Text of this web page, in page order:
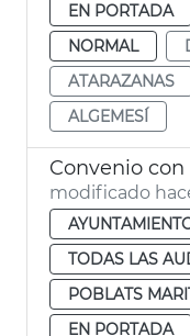
EN PORTADA
NORMAL
ATARAZANAS
ALGEMESÍ
Convenio
modificado
TODAS LAS
POBLATS
EN PORTADA